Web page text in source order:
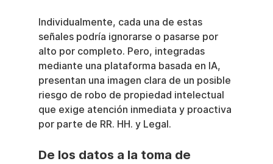
Individualmente, cada una de estas
señales podría ignorarse o pasarse por
alto por completo. Pero, integradas
mediante una plataforma basada en IA,
presentan una imagen clara de un posible
riesgo de robo de propiedad intelectual
que exige atención inmediata y proactiva
por parte de RR. HH. y Legal.
De los datos a la toma de